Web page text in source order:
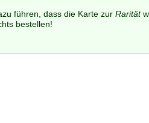
führen, dass die Karte zurRarität
bestellen!